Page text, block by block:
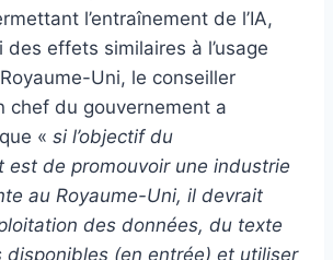
l’entraînement de l’IA,
effets similaires à l’usage
Uni, le conseiller
chef du gouvernement a
« si l’objectif du
est de promouvoir une industrie
au Royaume-Uni, il devrait
des données, du texte
disponibles (en entrée) et utiliser